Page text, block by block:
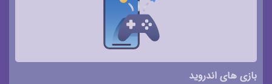
بازی های اندروید